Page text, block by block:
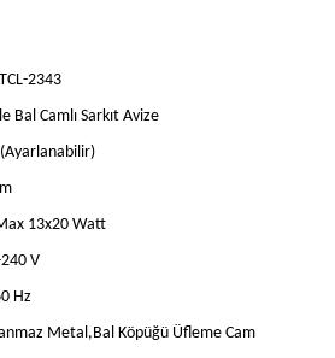
2343
Bal Camlı Sarkıt Avize
13x20 Watt
V
Hz
Metal,Bal Köpüğü Üfleme Cam